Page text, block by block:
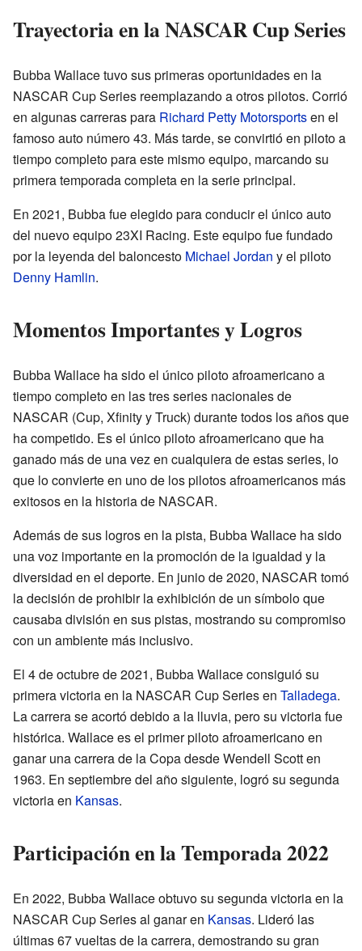
Trayectoria en la NASCAR Cup Series
Bubba Wallace tuvo sus primeras oportunidades en la
NASCAR Cup Series reemplazando a otros pilotos. Corrió
en algunas carreras para Richard Petty Motorsportsen el
famoso auto número 43. Más tarde, se convirtió en piloto a
tiempo completo para este mismo equipo, marcando su
primera temporada completa en la serie principal.
En 2021, Bubba fue elegido para conducir el único auto
del nuevo equipo 23XI Racing. Este equipo fue fundado
por la leyenda del baloncesto Michael Jordan y el piloto
Denny Hamlin.
Momentos Importantes y Logros
Bubba Wallace ha sido el único piloto afroamericano a
tiempo completo en las tres series nacionales de
NASCAR (Cup, Xfinity y Truck) durante todos los años que
ha competido. Es el único piloto afroamericano que ha
ganado más de una vez en cualquiera de estas series, lo
que lo convierte en uno de los pilotos afroamericanos más
exitosos en la historia de NASCAR.
Además de sus logros en la pista, Bubba Wallace ha sido
una voz importante en la promoción de la igualdad y la
diversidad en el deporte. En junio de 2020, NASCAR tomó
la decisión de prohibir la exhibición de un símbolo que
causaba división en sus pistas, mostrando su compromiso
con un ambiente más inclusivo.
El 4 de octubre de 2021, Bubba Wallace consiguió su
primera victoria en la NASCAR Cup Series en Talladega.
La carrera se acortó debido a la lluvia, pero su victoria fue
histórica. Wallace es el primer piloto afroamericano en
ganar una carrera de la Copa desde Wendell Scott en
1963. En septiembre del año siguiente, logró su segunda
victoria en Kansas.
Participación en la Temporada 2022
En 2022, Bubba Wallace obtuvo su segunda victoria en la
NASCAR Cup Series al ganar en Kansas. Lideró las
últimas 67 vueltas de la carrera, demostrando su gran